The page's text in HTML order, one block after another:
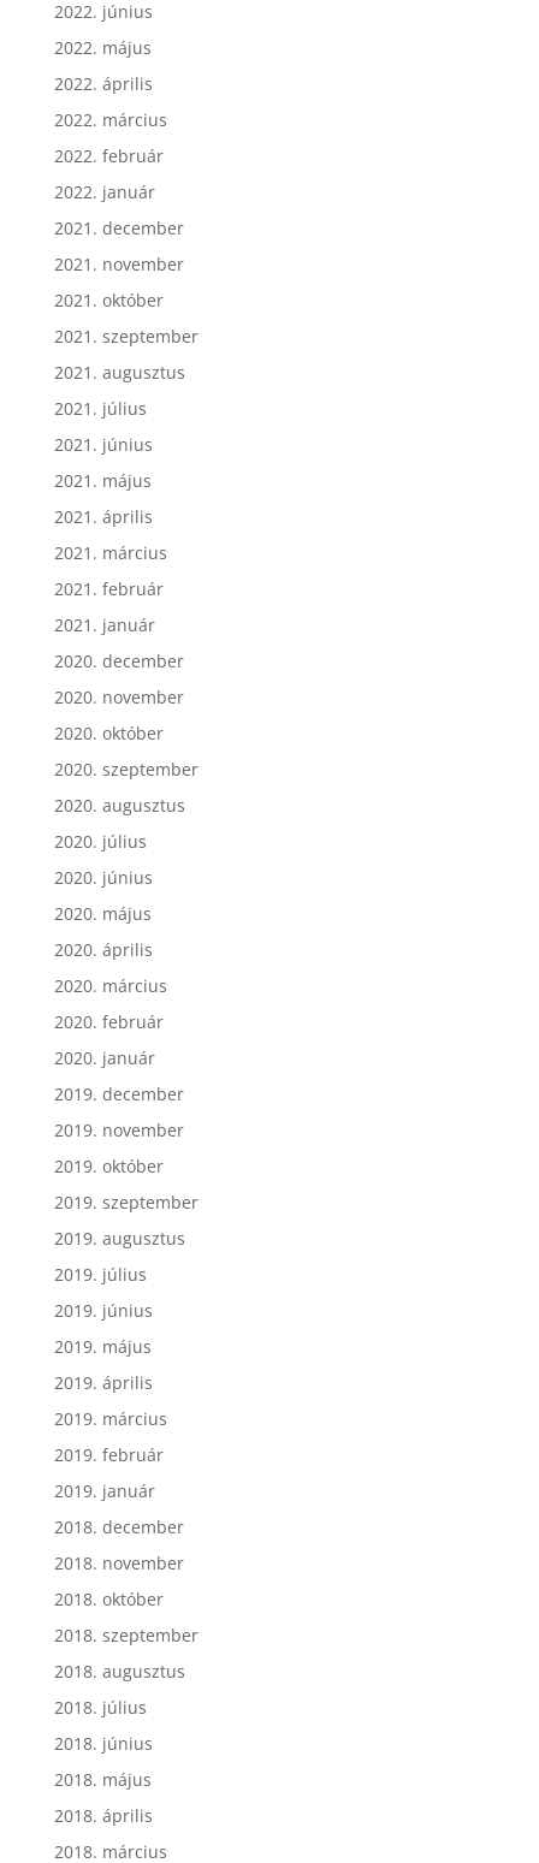
2022. június
2022. május
2022. április
2022. március
2022. február
2022. január
2021. december
2021. november
2021. október
2021. szeptember
2021. augusztus
2021. július
2021. június
2021. május
2021. április
2021. március
2021. február
2021. január
2020. december
2020. november
2020. október
2020. szeptember
2020. augusztus
2020. július
2020. június
2020. május
2020. április
2020. március
2020. február
2020. január
2019. december
2019. november
2019. október
2019. szeptember
2019. augusztus
2019. július
2019. június
2019. május
2019. április
2019. március
2019. február
2019. január
2018. december
2018. november
2018. október
2018. szeptember
2018. augusztus
2018. július
2018. június
2018. május
2018. április
2018. március